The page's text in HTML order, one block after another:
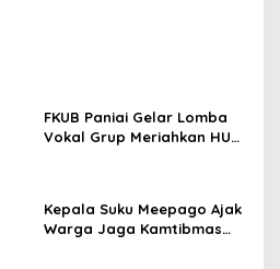
FKUB Paniai Gelar Lomba
Vokal Grup Meriahkan HUT
Kepala Suku Meepago Ajak
Warga Jaga Kamtibmas